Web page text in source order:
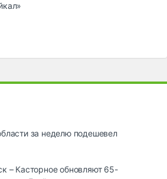
за неделю подешевел
– Касторное обновляют 65-